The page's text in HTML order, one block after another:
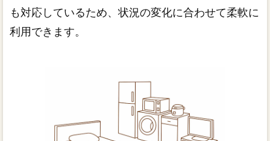
も対応しているため、状況の変化に合わせて柔軟に
利用できます。